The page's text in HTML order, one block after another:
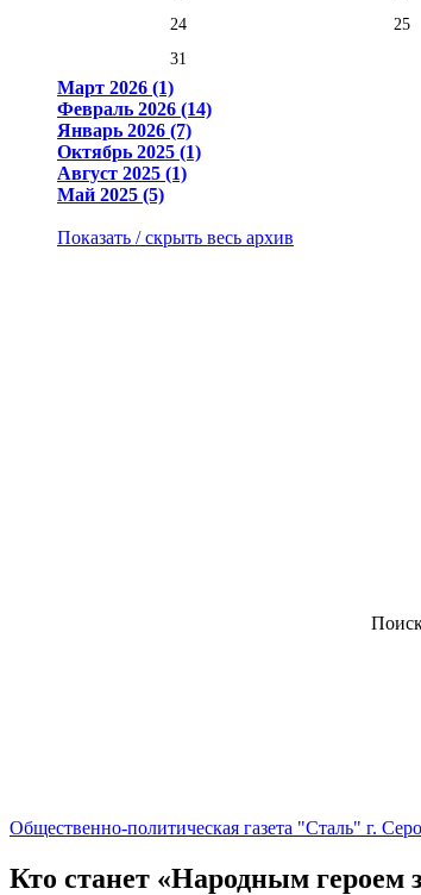
24
25
31
Март 2026 (1)
Февраль 2026 (14)
Январь 2026 (7)
Октябрь 2025 (1)
Август 2025 (1)
Май 2025 (5)
Показать / скрыть весь архив
Общественно-политическая газета "Сталь" г.
Кто станет «Народным героем